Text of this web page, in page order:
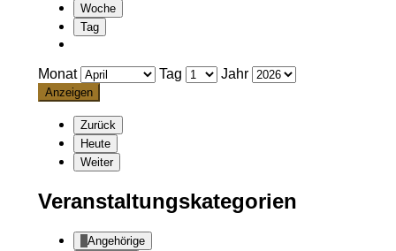
Woche
Tag
Monat Tag Jahr
Zurück
Heute
Weiter
Veranstaltungskategorien
Angehörige